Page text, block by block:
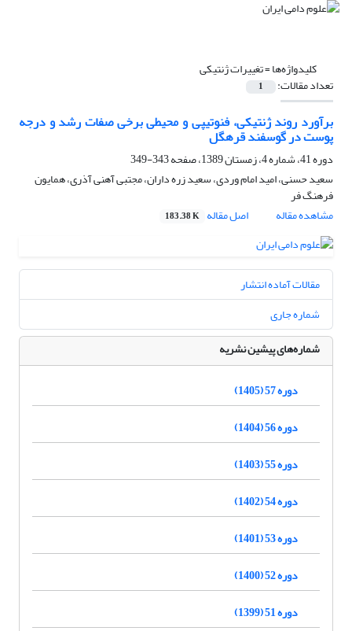
کلیدواژه‌ها =تغییرات ژنتیکی
تعداد مقالات: 1
برآورد روند ژنتیکی، فنوتیپی و محیطی برخی صفات رشد و درجه
پوست در گوسفند قره‎گل
دوره 41، شماره 4، زمستان 1389، صفحه
343-349
سعید حسنی، امید امام وردی، سعید زره داران، مجتبی آهنی آذری، همایون
فرهنگ فر
مشاهده مقاله
اصل مقاله 183.38 K
مقالات آماده انتشار
شماره جاری
شماره‌های پیشین نشریه
دوره 57 (1405)
دوره 56 (1404)
دوره 55 (1403)
دوره 54 (1402)
دوره 53 (1401)
دوره 52 (1400)
دوره 51 (1399)